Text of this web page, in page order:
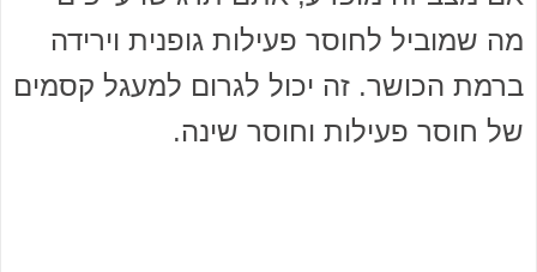
מה שמוביל לחוסר פעילות גופנית וירידה
ברמת הכושר. זה יכול לגרום למעגל קסמים
של חוסר פעילות וחוסר שינה.